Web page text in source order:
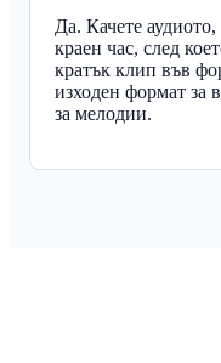
Да. Качете
краен час, след
кратък клип във
изходен формат за
за мелодии.